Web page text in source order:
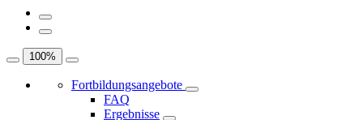
100%
Fortbildungsangebote
FAQ
Ergebnisse